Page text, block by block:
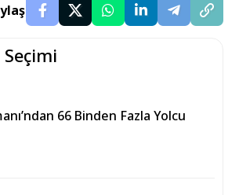
66 Binden Fazla Yolcu